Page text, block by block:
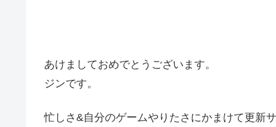
あけましておめでとうございます。
ジンです。
忙しさ&自分のゲームやりたさにかまけて更新